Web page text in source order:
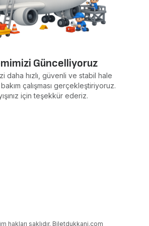
Güncelliyoruz
daha hızlı, güvenli ve stabil hale
çalışması gerçekleştiriyoruz.
için teşekkür ederiz.
hakları saklıdır. Biletdukkani.com